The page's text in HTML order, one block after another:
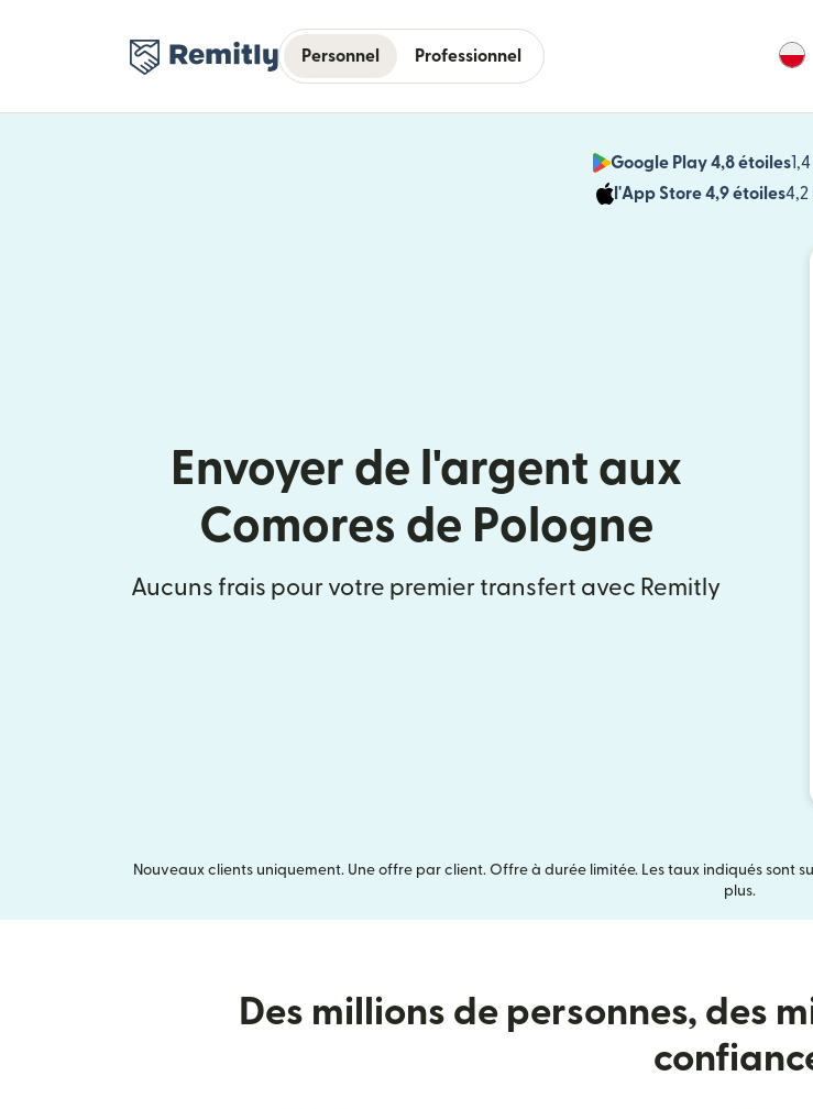
Personnel Professionnel
Google Play 4,8 étoiles
l'App Store 4,9 étoiles4,2
Envoyer de l'argent aux
Comores de Pologne
Aucuns frais pour votre premier transfert avec Remitly
Nouveaux clients uniquement. Une offre par client. Offre à durée limitée. Les taux indiqués sont
plus.
Des millions de personnes, des